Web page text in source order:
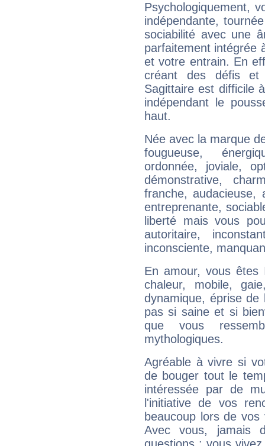
Psychologiquement,
indépendante,
sociabilité avec une
parfaitement intégrée
et votre entrain. En
créant des défis
Sagittaire est difficile
indépendant le
haut.
Née avec la marque
fougueuse,
ordonnée, joviale,
démonstrative,
franche, audacieuse,
entreprenante,
liberté mais vous
autoritaire,
inconsciente,
En amour, vous
chaleur, mobile,
dynamique, éprise
pas si saine et si
que vous
mythologiques.
Agréable à vivre si
de bouger tout le
intéressée par de
l'initiative de vos
beaucoup lors de
Avec vous, jamais